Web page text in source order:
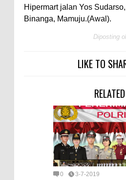
Hipermart jalan Yos
Binanga, Mamuju.(Awal).
Diposting
LIKE TO
RELATED
0 3-7-2019